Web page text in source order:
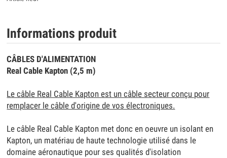
Informations produit
CÂBLES D'ALIMENTATION
Real Cable Kapton (2,5 m)
Le câble Real Cable Kapton est un câble secteur conçu pour
remplacer le câble d'origine de vos électroniques.
Le câble Real Cable Kapton met donc en oeuvre un isolant en
Kapton, un matériau de haute technologie utilisé dans le
domaine aéronautique pour ses qualités d'isolation